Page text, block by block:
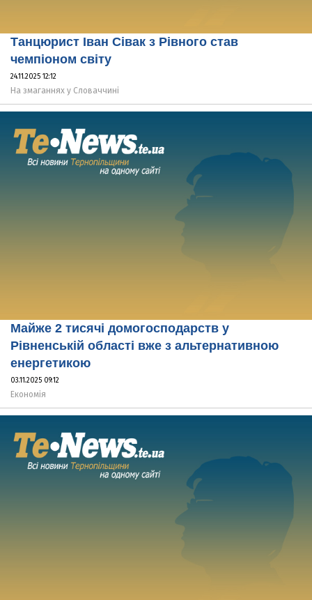
Танцюрист Іван Сівак з Рівного став
чемпіоном світу
24.11.2025 12:12
На змаганнях у Словаччині
Майже 2 тисячі домогосподарств у
Рівненській області вже з альтернативною
енергетикою
03.11.2025 09:12
Економія